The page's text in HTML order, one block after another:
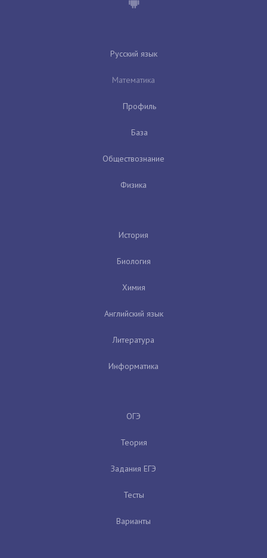
Русский язык
Математика
Профиль
База
Обществознание
Физика
История
Биология
Химия
Английский язык
Литература
Информатика
ОГЭ
Теория
Задания ЕГЭ
Тесты
Варианты